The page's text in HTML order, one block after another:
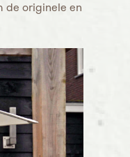
de originele en